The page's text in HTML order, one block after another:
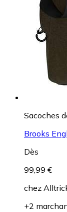
Sacoches
Brooks
Dès
99,99 €
chez
+2